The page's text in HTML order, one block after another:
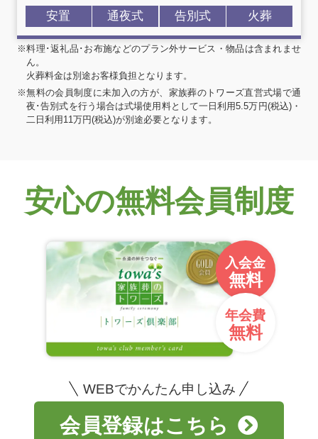
安置 通夜式 告別式 火葬
※料理･返礼品･お布施などのプラン外サービス・物品は含まれませ
ん。
火葬料金は別途お客様負担となります。
※無料の会員制度に未加入の方が、家族葬のトワーズ直営式場で通
夜･告別式を行う場合は式場使用料として一日利用5.5万円(税込)・
二日利用11万円(税込)が別途必要となります。
安心の無料会員制度
入会金
無料
年会費
無料
WEBでかんたん申し込み
会員登録はこちら